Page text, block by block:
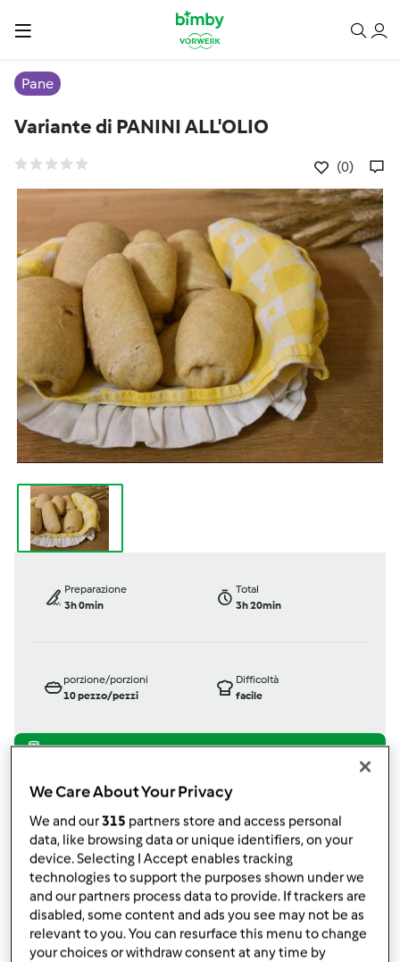
Pane
Variante di PANINI ALL'OLIO
(0)
Preparazione
3h 0min
Total
3h 20min
porzione/porzioni
10pezzo/pezzi
Difficoltà
facile
CucinaZiaSa
published: 24-03-2020
Aggiungi alle mie raccolte
condividi la ricetta
Crea variante
We Care About Your Privacy
We and our315 partners store and access personal
data, like browsing data or unique identifiers, on your
device. Selecting I Accept enables tracking
technologies to support the purposes shown under we
and our partners process data to provide. If trackers are
disabled, some content and ads you see may not be as
relevant to you. You can resurface this menu to change
your choices or withdraw consent at any time by